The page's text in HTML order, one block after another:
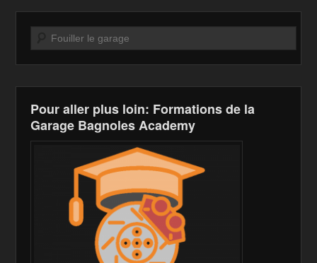
Recherche
Pour aller plus loin: Formations de la
Garage Bagnoles Academy